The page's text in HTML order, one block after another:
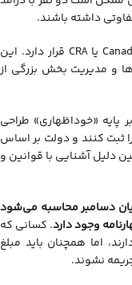
داشته باشند.
در مرکز این ساختار، سازمان Canada Revenue Agency یا CRA قرار دارد. این
و مدیریت بخش بزرگی از
پایه «خوداظهاری» طراحی
ثبت کنند و دولت بر اساس
دلیل آشنایی با قوانین و
دسامبر محاسبه می‌شود
وجود دارد. کسانی که
اما همچنان باید مبلغ
نشوند.